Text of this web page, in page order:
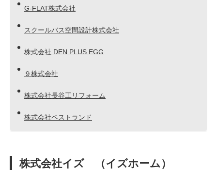
G-FLAT株式会社
スクールバス空間設計株式会社
株式会社 DEN PLUS EGG
９株式会社
株式会社長谷工リフォーム
株式会社ベストランド
株式会社イズ （イズホーム）